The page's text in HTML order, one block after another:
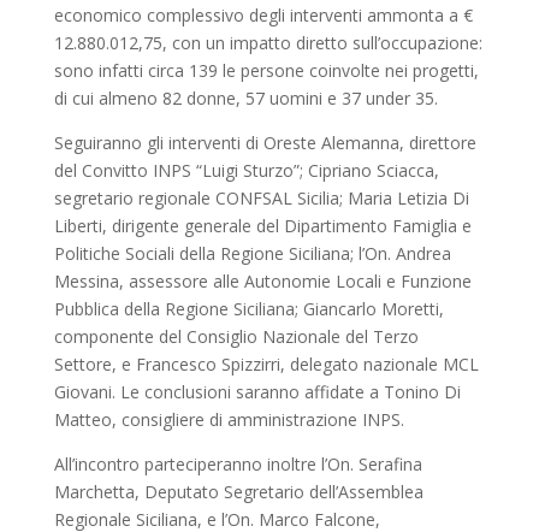
economico complessivo degli interventi ammonta a €
12.880.012,75, con un impatto diretto sull’occupazione:
sono infatti circa 139 le persone coinvolte nei progetti,
di cui almeno 82 donne, 57 uomini e 37 under 35.
Seguiranno gli interventi di Oreste Alemanna, direttore
del Convitto INPS “Luigi Sturzo”; Cipriano Sciacca,
segretario regionale CONFSAL Sicilia; Maria Letizia Di
Liberti, dirigente generale del Dipartimento Famiglia e
Politiche Sociali della Regione Siciliana; l’On. Andrea
Messina, assessore alle Autonomie Locali e Funzione
Pubblica della Regione Siciliana; Giancarlo Moretti,
componente del Consiglio Nazionale del Terzo
Settore, e Francesco Spizzirri, delegato nazionale MCL
Giovani. Le conclusioni saranno affidate a Tonino Di
Matteo, consigliere di amministrazione INPS.
All’incontro parteciperanno inoltre l’On. Serafina
Marchetta, Deputato Segretario dell’Assemblea
Regionale Siciliana, e l’On. Marco Falcone,